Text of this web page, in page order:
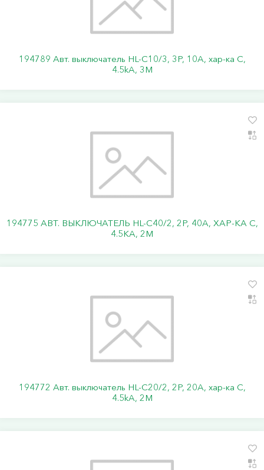
194789 Авт. выключатель HL-C10/3, 3P, 10A, хар-ка C,
4.5kA, 3M
194775 АВТ. ВЫКЛЮЧАТЕЛЬ HL-C40/2, 2P, 40A, ХАР-КА C,
4.5KA, 2M
194772 Авт. выключатель HL-C20/2, 2P, 20A, хар-ка C,
4.5kA, 2M